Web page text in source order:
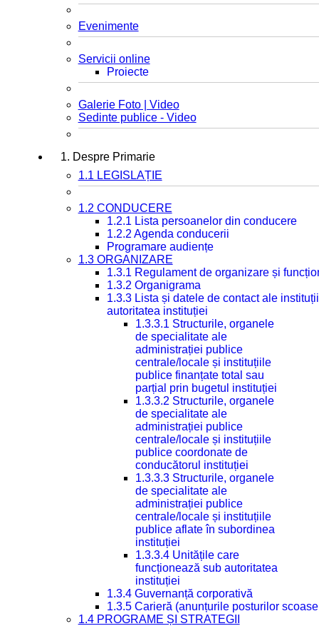
Evenimente
Servicii online
Proiecte
Galerie Foto | Video
Sedinte publice - Video
1. Despre Primarie
1.1 LEGISLAȚIE
1.2 CONDUCERE
1.2.1 Lista persoanelor din conducere
1.2.2 Agenda conducerii
Programare audiențe
1.3 ORGANIZARE
1.3.1 Regulament de organizare și
1.3.2 Organigrama
1.3.3 Lista și datele de contact ale
autoritatea instituției
1.3.3.1 Structurile, organele
de specialitate ale
administrației publice
centrale/locale și instituțiile
publice finanțate total sau
parțial prin bugetul instituției
1.3.3.2 Structurile, organele
de specialitate ale
administrației publice
centrale/locale și instituțiile
publice coordonate de
conducătorul instituției
1.3.3.3 Structurile, organele
de specialitate ale
administrației publice
centrale/locale și instituțiile
publice aflate în subordinea
instituției
1.3.3.4 Unitățile care
funcționează sub autoritatea
instituției
1.3.4 Guvernanță corporativă
1.3.5 Carieră (anunțurile posturilor
1.4 PROGRAME ȘI STRATEGII